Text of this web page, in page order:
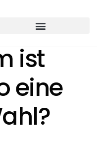
ist
eine